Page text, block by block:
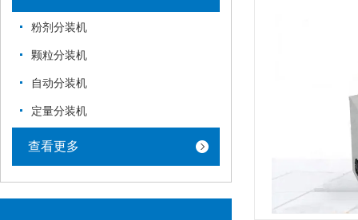
粉剂分装机
颗粒分装机
自动分装机
定量分装机
查看更多